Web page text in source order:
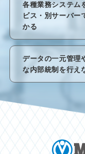
各種業務システム
ビス・別サーバー
かる
データの一元管理
な内部統制を行え